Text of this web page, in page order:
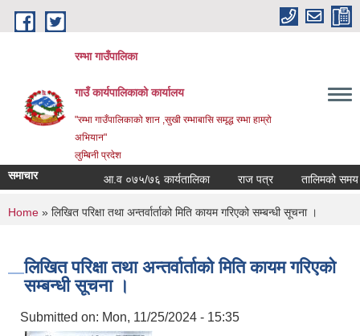
Skip to main content
रम्भा गाउँपालिका
गाउँ कार्यपालिकाको कार्यालय
"रम्भा गाउँपालिकाको शान ,सुखी रम्भाबासि समृद्ध रम्भा हाम्रो
अभियान"
लुम्बिनी प्रदेश
समाचार आ.व ०७५/७६ कार्यतालिका राज पत्र तालिमको समय
You are here
Home » लिखित परिक्षा तथा अन्तर्वार्ताको मिति कायम गरिएको सम्बन्धी सूचना ।
लिखित परिक्षा तथा अन्तर्वार्ताको मिति कायम गरिएको
सम्बन्धी सूचना ।
Submitted on: Mon, 11/25/2024 - 15:35